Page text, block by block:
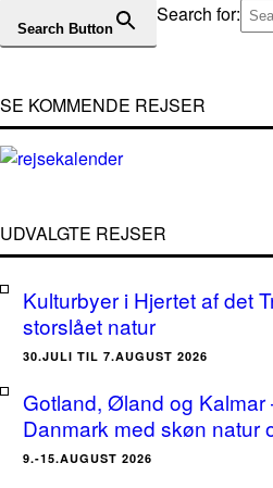
Search for:
Search Button
SE KOMMENDE REJSER
UDVALGTE REJSER
Kulturbyer i Hjertet af det
storslået natur
30.JULI TIL 7.AUGUST 2026
Gotland, Øland og Kalmar
Danmark med skøn natur
9.-15.AUGUST 2026